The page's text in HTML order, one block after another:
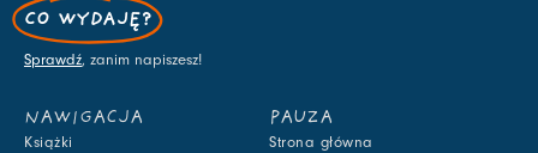
CO WYDAJĘ?
Sprawdź, zanim napiszesz!
NAWIGACJA
Książki
PAUZA
Strona główna